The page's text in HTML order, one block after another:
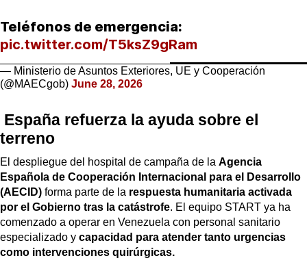
Teléfonos de emergencia:
pic.twitter.com/T5ksZ9gRam
— Ministerio de Asuntos Exteriores, UE y Cooperación
(@MAECgob) June 28, 2026
España refuerza la ayuda sobre el
terreno
El despliegue del hospital de campaña de la Agencia
Española de Cooperación Internacional para el Desarrollo
(AECID) forma parte de la respuesta humanitaria activada
por el Gobierno tras la catástrofe. El equipo START ya ha
comenzado a operar en Venezuela con personal sanitario
especializado y capacidad para atender tanto urgencias
como intervenciones quirúrgicas.